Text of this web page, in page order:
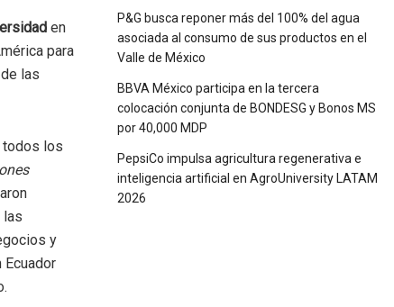
en
para
las
todos los
las
y
Ecuador
P&G busca reponer más del 100% del agua
asociada al consumo de sus productos en el
Valle de México
BBVA México participa en la tercera
colocación conjunta de BONDESG y Bonos MS
por 40,000 MDP
PepsiCo impulsa agricultura regenerativa e
inteligencia artificial en AgroUniversity LATAM
2026